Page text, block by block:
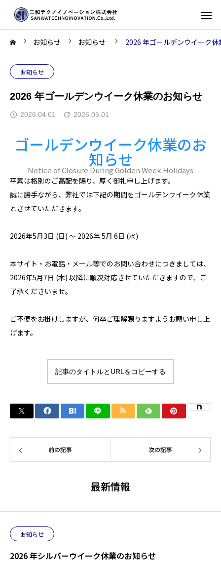
お知らせ お知らせ 2026 年ゴールデンウイーク
お知らせ
2026 年ゴールデンウイーク休業のお知らせ
2026.04.01 2026.05.01
ゴールデンウイーク休業のお
知らせ
Notice of Closure During Golden Week Holidays
平素は格別のご高配を賜り、厚く御礼申し上げます。
誠に勝手ながら、弊社では下記の期間をゴールデンウイーク休業
とさせていただきます。
2026年5月3日 (日) ～ 2026年 5月 6日 (水)
本サイト・お電話・メール等でのお問い合わせにつきましては、
2026年5月7日 (木) 以降に順次対応させていただきますので、ご
了承くださいませ。
ご不便をお掛けしますが、何卒ご理解賜りますようお願い申し上
げます。
記事のタイトルとURLをコピーする
前の記事 次の記事
最新情報
お知らせ
2026 年シルバーウイーク休業のお知らせ